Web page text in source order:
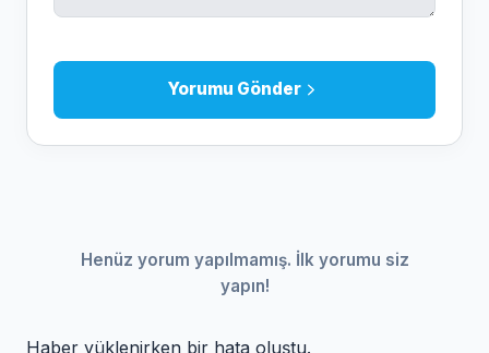
Yorumu Gönder
Henüz yorum yapılmamış. İlk yorumu siz
yapın!
Haber yüklenirken bir hata oluştu.